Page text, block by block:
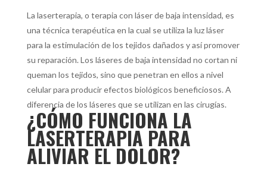
La laserterapia, o terapia con láser de baja intensidad, es
una técnica terapéutica en la cual se utiliza la luz láser
para la estimulación de los tejidos dañados y así promover
su reparación. Los láseres de baja intensidad no cortan ni
queman los tejidos, sino que penetran en ellos a nivel
celular para producir efectos biológicos beneficiosos. A
diferencia de los láseres que se utilizan en las cirugías.
¿CÓMO FUNCIONA LA
LASERTERAPIA PARA
ALIVIAR EL DOLOR?